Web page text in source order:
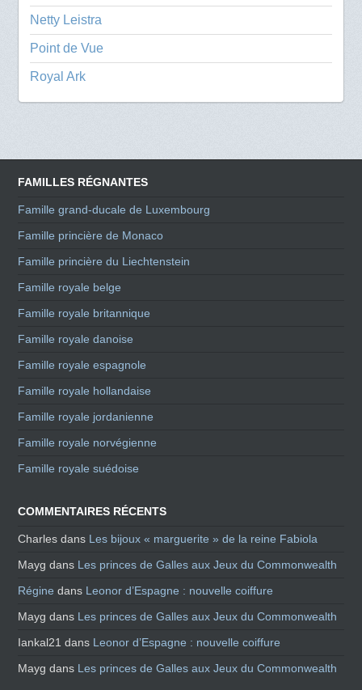
Netty Leistra
Point de Vue
Royal Ark
FAMILLES RÉGNANTES
Famille grand-ducale de Luxembourg
Famille princière de Monaco
Famille princière du Liechtenstein
Famille royale belge
Famille royale britannique
Famille royale danoise
Famille royale espagnole
Famille royale hollandaise
Famille royale jordanienne
Famille royale norvégienne
Famille royale suédoise
COMMENTAIRES RÉCENTS
Charles dans Les bijoux « marguerite » de la reine Fabiola
Mayg dans Les princes de Galles aux Jeux du Commonwealth
Régine dans Leonor d’Espagne : nouvelle coiffure
Mayg dans Les princes de Galles aux Jeux du Commonwealth
Iankal21 dans Leonor d’Espagne : nouvelle coiffure
Mayg dans Les princes de Galles aux Jeux du Commonwealth